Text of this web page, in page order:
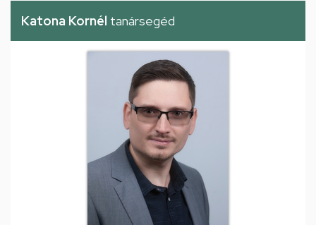
Katona Kornél tanársegéd